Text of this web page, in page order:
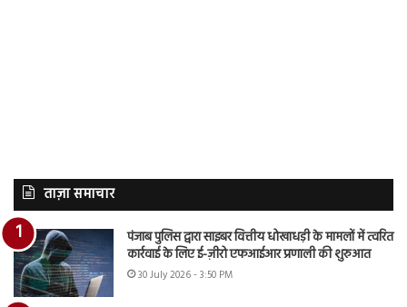
ताज़ा समाचार
पंजाब पुलिस द्वारा साइबर वित्तीय धोखाधड़ी के मामलों में त्वरित
कार्रवाई के लिए ई-ज़ीरो एफआईआर प्रणाली की शुरुआत
30 July 2026 - 3:50 PM